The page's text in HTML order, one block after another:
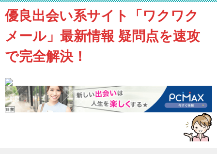
優良出会い系サイト「ワクワク
メール」最新情報 疑問点を速攻
で完全解決！